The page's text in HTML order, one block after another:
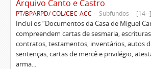
Arquivo Canto e Castro
PT/BPARPD/ COL/CEC-ACC Subfundos
Inclui os “Documentos da Casa de Miguel
compreendem cartas de sesmaria,
contratos, testamentos, inventários, autos
sentenças, cartas de mercê e privilégio,
arma...